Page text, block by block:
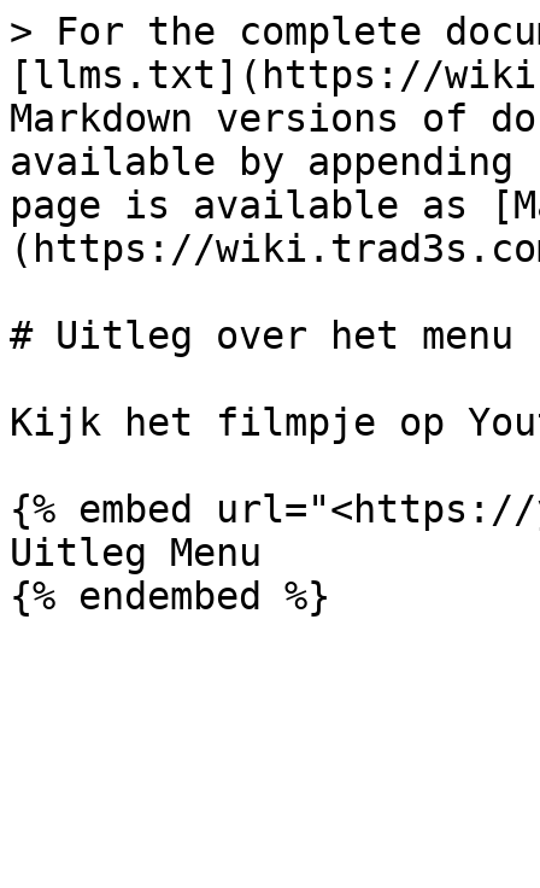
> For the complete
[llms.txt](https://
Markdown versions of
available by
page is available as
(https://
# Uitleg over het menu
Kijk het filmpje op
{% embed url="<https://
Uitleg Menu